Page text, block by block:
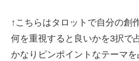
↑こちらはタロットで自分の創
何を重視すると良いかを3択で
かなりピンポイントなテーマ